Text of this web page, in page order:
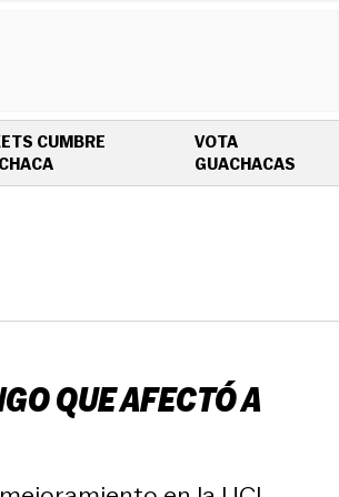
CUMBRE
OPENS IN NEW WINDOW
VOTA
GUACHACAS
QUE AFECTÓ A